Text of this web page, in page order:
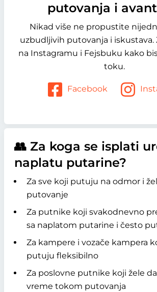
putovanja i
Nikad više ne propustite
uzbudljivih putovanja i iskustava.
na Instagramu i Fejsbuku kako
toku.
Facebook
👥 Za koga se isplati
naplatu putarine?
Za sve koji putuju na odmor i
putovanje
Za putnike koji svakodnevno
sa naplatom putarine i često
Za kampere i vozače kampera
putuju fleksibilno
Za poslovne putnike koji žele
vreme tokom putovanja